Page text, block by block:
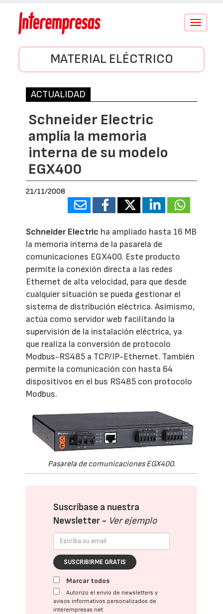
Conmutar
MATERIAL ELÉCTRICO
ACTUALIDAD
Schneider Electric
amplía la memoria
interna de su modelo
EGX400
21/11/2008
Schneider Electric ha ampliado hasta 16 MB
la memoria interna de la pasarela de
comunicaciones EGX400. Este producto
permite la conexión directa a las redes
Ethernet de alta velocidad, para que desde
cualquier situación se pueda gestionar el
sistema de distribución eléctrica. Asimismo,
actúa como servidor web facilitando la
supervisión de la instalación eléctrica, ya
que realiza la conversión de protocolo
Modbus-RS485 a TCP/IP-Ethernet. También
permite la comunicación con hasta 64
dispositivos en el bus RS485 con protocolo
Modbus.
Pasarela de comunicaciones EGX400.
Suscríbase a nuestra
Newsletter - Ver ejemplo
SUSCRIBIRME GRATIS
Marcar todos
Autorizo el envío de newsletters y
avisos informativos personalizados de
interempresas.net